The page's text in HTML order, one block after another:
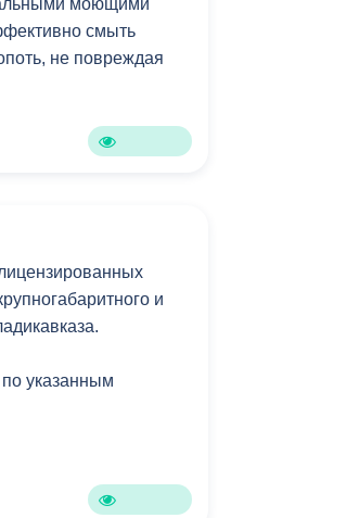
моющими
смыть
не повреждая
и
указанным